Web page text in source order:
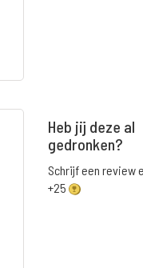
Heb jij deze al
gedronken?
Schrijf een review
+25